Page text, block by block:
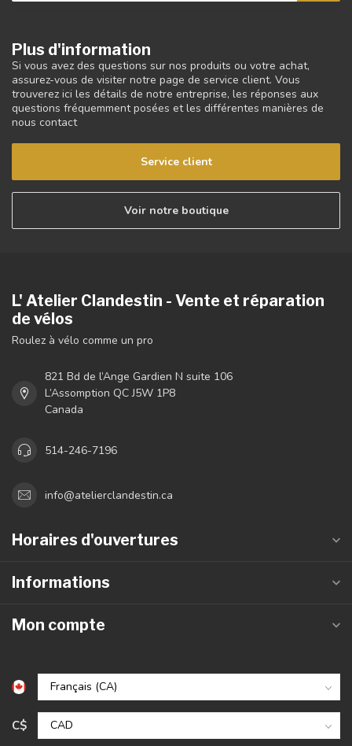
Plus d'information
Si vous avez des questions sur nos produits ou votre achat,
assurez-vous de visiter notre page de service client. Vous
trouverez ici les détails de notre entreprise, les réponses aux
questions fréquemment posées et les différentes manières de
nous contact
Service client
Voir notre boutique
L' Atelier Clandestin - Vente et réparation
de vélos
Roulez à vélo comme un pro
821 Bd de l’Ange Gardien N suite 106
L’Assomption QC J5W 1P8
Canada
514-246-7196
info@atelierclandestin.ca
Horaires d'ouvertures
Informations
Mon compte
C$